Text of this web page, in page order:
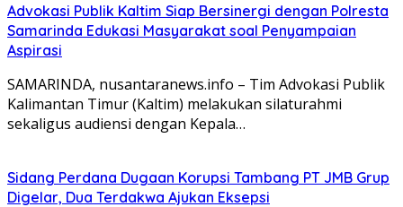
Advokasi Publik Kaltim Siap Bersinergi dengan Polresta
Samarinda Edukasi Masyarakat soal Penyampaian
Aspirasi
SAMARINDA, nusantaranews.info – Tim Advokasi Publik
Kalimantan Timur (Kaltim) melakukan silaturahmi
sekaligus audiensi dengan Kepala…
Sidang Perdana Dugaan Korupsi Tambang PT JMB Grup
Digelar, Dua Terdakwa Ajukan Eksepsi